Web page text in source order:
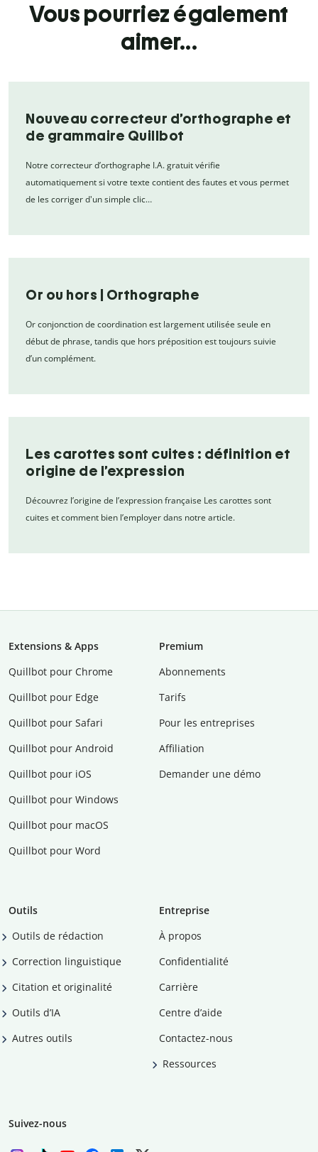
Vous pourriez également
aimer...
Nouveau correcteur d’orthographe et
de grammaire Quillbot
Notre correcteur d’orthographe I.A. gratuit vérifie
automatiquement si votre texte contient des fautes et vous permet
de les corriger d'un simple clic…
Or ou hors | Orthographe
Or conjonction de coordination est largement utilisée seule en
début de phrase, tandis que hors préposition est toujours suivie
d’un complément.
Les carottes sont cuites : définition et
origine de l’expression
Découvrez l’origine de l’expression française Les carottes sont
cuites et comment bien l’employer dans notre article.
Extensions & Apps
Quillbot pour Chrome
Quillbot pour Edge
Quillbot pour Safari
Quillbot pour Android
Quillbot pour iOS
Quillbot pour Windows
Quillbot pour macOS
Quillbot pour Word
Premium
Abonnements
Tarifs
Pour les entreprises
Affiliation
Demander une démo
Outils
Outils de rédaction
Correction linguistique
Citation et originalité
Outils d’IA
Autres outils
Entreprise
À propos
Confidentialité
Carrière
Centre d’aide
Contactez-nous
Ressources
Suivez-nous